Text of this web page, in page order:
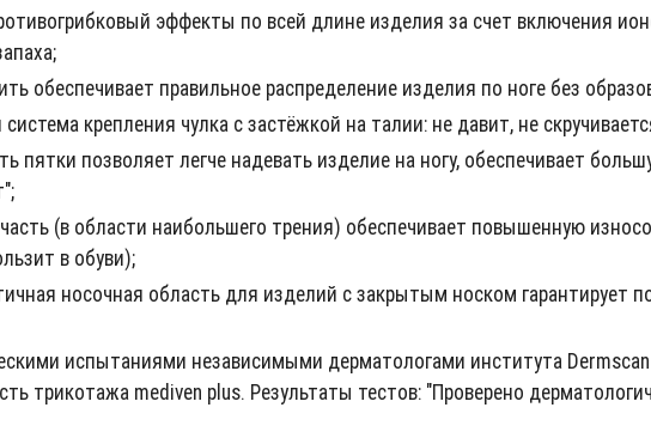
эффекты по всей длине изделия за счет включения
обеспечивает правильное распределение изделия по ноге без
крепления чулка с застёжкой на талии: не давит, не
пятки позволяет легче надевать изделие на ногу, обеспечивает
(в области наибольшего трения) обеспечивает повышенную
в обуви);
носочная область для изделий с закрытым носком
испытаниями независимыми дерматологами института
трикотажа mediven plus. Результаты тестов: "Проверено